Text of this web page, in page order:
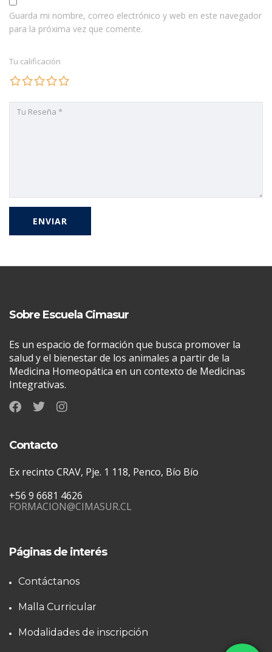
Guarda mi nombre, correo electrónico y web en este navegador
para la próxima vez que comente.
Tu calificación
Sobre Escuela Cimasur
Es un espacio de formación que busca promover la
salud y el bienestar de los animales a partir de la
Medicina Homeopática en un contexto de Medicinas
Integrativas.
Contacto
Ex recinto CRAV, Pje. 1 118, Penco, Bío Bío
+56 9 6681 4626
FORMACION@CIMASUR.CL
Páginas de interés
Contáctanos
Malla Curricular
Modalidades de inscripción